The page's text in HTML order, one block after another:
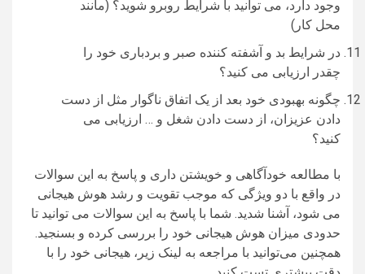
وجود دارد، می‌ توانید با شرایط روبرو شوید؟ (مانند
محل کار)
در شرایط بد و آشفته کننده صبر و بردباری خود را
چقدر ارزیابی می‌ کنید؟
چگونه بهبودی خود بعد از یک اتفاق ناگوار مثل از دست
دادن عزیزان، از دست دادن شغل و … ارزیابی می‌
کنید؟
با مطالعه خودآگاهی و خویشتن داری و پاسخ به این سوالات
در واقع با دو ویژگی که موجب تقویت و رشد هوش هیجانی
می شود، آشنا شدید. شما با پاسخ به این سوالات می‌ توانید تا
حدودی میزان هوش هیجانی خود را بررسی کرده و بسنجید.
همچنین می‌توانید با مراجعه به لینک زیر، هیجانی خود را با